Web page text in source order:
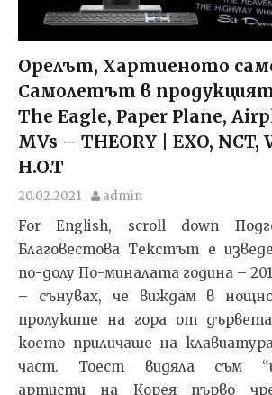
Орелът, Хартиеното
Самолетът в
The Eagle, Paper Plane,
MVs – THEORY | EXO, NCT,
H.O.T
20.02.2021 admin
For English, scroll down
Благовестова Текстът e
по-долу По-миналата година –
– сънувах, че виждам в
пролуките на гора от
което приличаше на
част. Тоест видяла съм
артисти на Корея първо